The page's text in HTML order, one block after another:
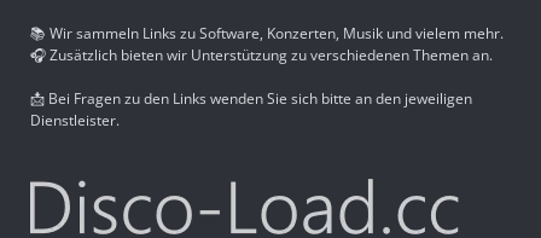
📚 Wir sammeln Links zu Software, Konzerten, Musik und vielem mehr.
🎧 Zusätzlich bieten wir Unterstützung zu verschiedenen Themen an.
📩 Bei Fragen zu den Links wenden Sie sich bitte an den jeweiligen
Dienstleister.